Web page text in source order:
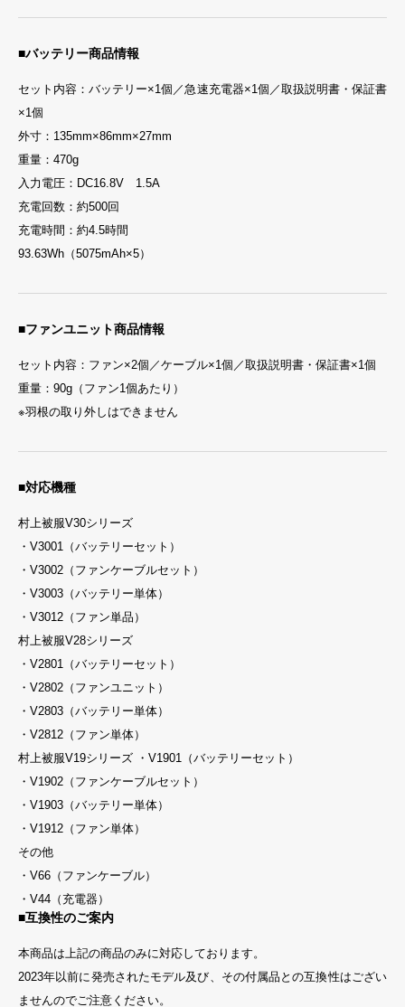
■バッテリー商品情報
セット内容：バッテリー×1個／急速充電器×1個／取扱説明書・保証書
×1個
外寸：135mm×86mm×27mm
重量：470g
入力電圧：DC16.8V 1.5A
充電回数：約500回
充電時間：約4.5時間
93.63Wh（5075mAh×5）
■ファンユニット商品情報
セット内容：ファン×2個／ケーブル×1個／取扱説明書・保証書×1個
重量：90g（ファン1個あたり）
※羽根の取り外しはできません
■対応機種
村上被服V30シリーズ
・V3001（バッテリーセット）
・V3002（ファンケーブルセット）
・V3003（バッテリー単体）
・V3012（ファン単品）
村上被服V28シリーズ
・V2801（バッテリーセット）
・V2802（ファンユニット）
・V2803（バッテリー単体）
・V2812（ファン単体）
村上被服V19シリーズ ・V1901（バッテリーセット）
・V1902（ファンケーブルセット）
・V1903（バッテリー単体）
・V1912（ファン単体）
その他
・V66（ファンケーブル）
・V44（充電器）
■互換性のご案内
本商品は上記の商品のみに対応しております。
2023年以前に発売されたモデル及び、その付属品との互換性はござい
ませんのでご注意ください。